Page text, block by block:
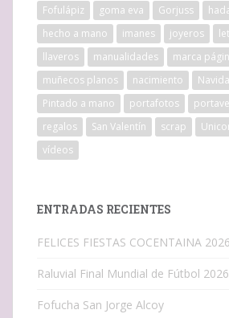
Fofulápiz goma eva Gorjuss
hecho a mano
imanes joyeros
llaveros
manualidades marca
muñecos planos
nacimiento
Pintado a mano
portafotos
regalos
San Valentín scrap
vídeos
ENTRADAS RECIENTES
FELICES FIESTAS COCENTAINA 2026
Raluvial Final Mundial de Fútbol 2026
Fofucha San Jorge Alcoy